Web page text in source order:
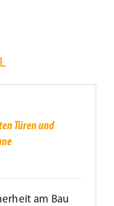
Türen und
am Bau